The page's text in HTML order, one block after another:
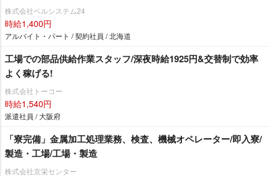
株式会社ベルシステム24
時給1,400円
アルバイト・パート / 契約社員 / 北海道
工場での部品供給作業スタッフ/深夜時給1925円&交替制で効率
よく稼げる!
株式会社トーコー
時給1,540円
派遣社員 / 大阪府
「寮完備」金属加工処理業務、検査、機械オペレーター/即入寮/
製造・工場/工場・製造
株式会社京栄センター